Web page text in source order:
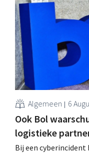
De retailers roepen
phishing.
Algemeen 6
Ook Bol
logistieke
Bij een